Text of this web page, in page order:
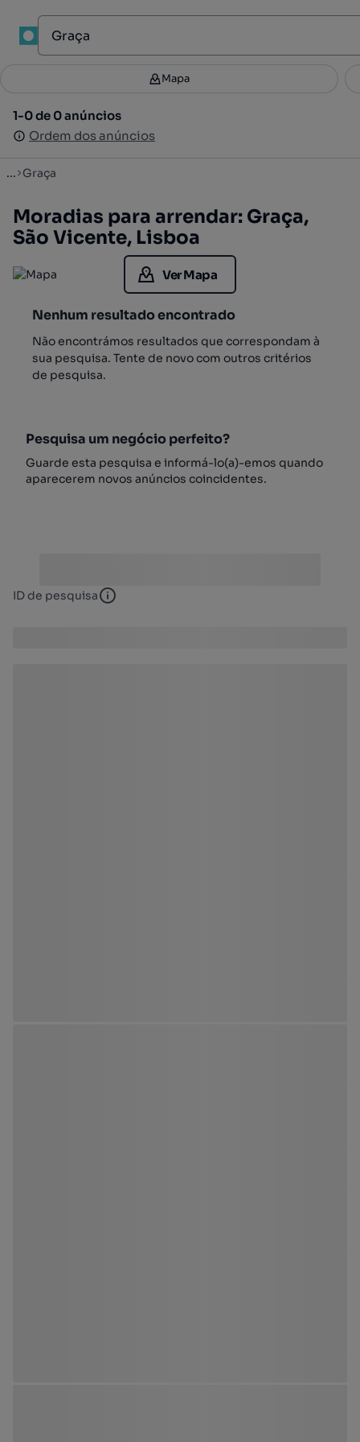
Filtros 3
1-0 de 0 anúncios
Ordem dos anúncios
Mapa
1-0 de 0 anúncios
Ordem dos anúncios
... Graça
Moradias para arrendar: Graça,
São Vicente, Lisboa
Ver Mapa
Nenhum resultado encontrado
Não encontrámos resultados que correspondam à
sua pesquisa. Tente de novo com outros critérios
de pesquisa.
Pesquisa um negócio perfeito?
Guarde esta pesquisa e informá-lo(a)-emos quando
aparecerem novos anúncios coincidentes.
ID de pesquisa ID de pesquisa